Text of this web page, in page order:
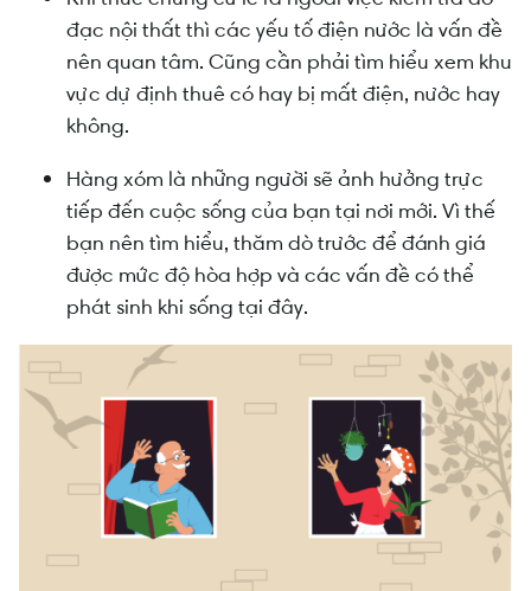
đạc nội thất thì các yếu tố điện nước là vấn đề
nên quan tâm. Cũng cần phải tìm hiểu xem khu
vực dự định thuê có hay bị mất điện, nước hay
không.
Hàng xóm là những người sẽ ảnh hưởng trực
tiếp đến cuộc sống của bạn tại nơi mới. Vì thế
bạn nên tìm hiểu, thăm dò trước để đánh giá
được mức độ hòa hợp và các vấn đề có thể
phát sinh khi sống tại đây.